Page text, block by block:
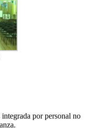
por personal no